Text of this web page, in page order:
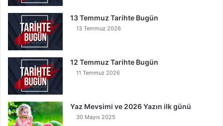
13 Temmuz Tarihte Bugün
13 Temmuz 2026
12 Temmuz Tarihte Bugün
11 Temmuz 2026
Yaz Mevsimi ve 2026 Yazın ilk günü
30 Mayıs 2025